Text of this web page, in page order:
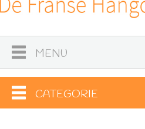
MENU
CATEGORIE